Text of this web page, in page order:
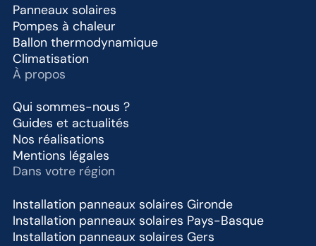
Panneaux solaires
Pompes à chaleur
Ballon thermodynamique
Climatisation
À propos
Qui sommes-nous ?
Guides et actualités
Nos réalisations
Mentions légales
Dans votre région
Installation panneaux solaires Gironde
Installation panneaux solaires Pays-Basque
Installation panneaux solaires Gers